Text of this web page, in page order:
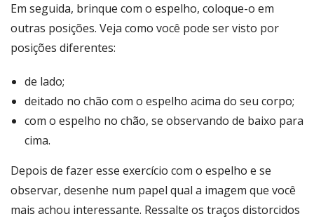
Em seguida, brinque com o espelho, coloque-o em
outras posições. Veja como você pode ser visto por
posições diferentes:
de lado;
deitado no chão com o espelho acima do seu corpo;
com o espelho no chão, se observando de baixo para
cima.
Depois de fazer esse exercício com o espelho e se
observar, desenhe num papel qual a imagem que você
mais achou interessante. Ressalte os traços distorcidos